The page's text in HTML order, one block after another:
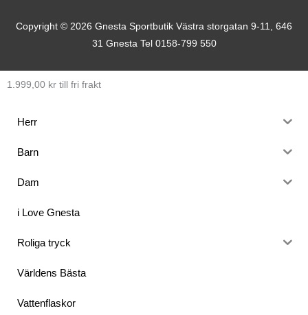
Copyright © 2026 Gnesta Sportbutik Västra storgatan 9-11, 646
31 Gnesta Tel 0158-799 550
1.999,00 kr till fri frakt
Herr
Barn
Dam
i Love Gnesta
Roliga tryck
Världens Bästa
Vattenflaskor